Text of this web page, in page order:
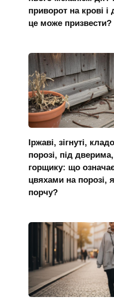
приворот на крові і
це може призвести?
Іржаві, зігнуті,
порозі, під
горщику: що
цвяхами на порозі,
порчу?